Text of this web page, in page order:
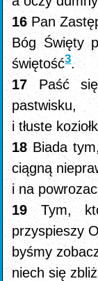
16 Pan
Bóg Święty
świętość3.
17 Paść
pastwisku,
i tłuste
18Biada
ciągną
i na
19Tym,
przyspieszy
byśmy
niech się